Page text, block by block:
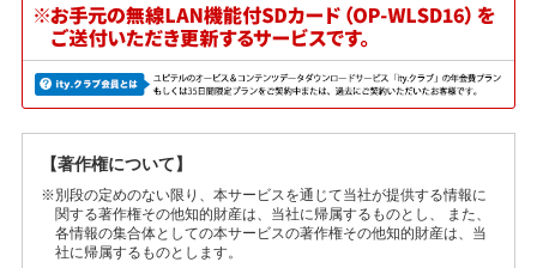
【著作権について】
※別段の定めのない限り、本サービスを通じて当社が提供する情報に
関する著作権その他知的財産は、当社に帰属するものとし、 また、
各情報の集合体としての本サービスの著作権その他知的財産は、当
社に帰属するものとします。